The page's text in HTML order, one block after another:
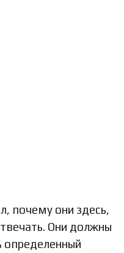
почему они здесь,
Они должны
определенный